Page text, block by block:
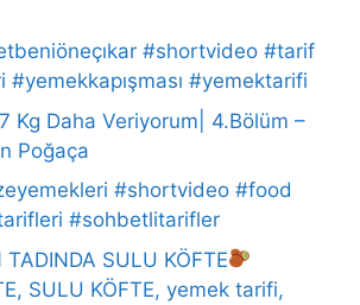
#shortvideo #tarif
#yemektarifi
Kg Daha Veriyorum| 4.Bölüm –
Poğaça
#shortvideo #food
#sohbetlitarifler
TADINDA SULU KÖFTE
SULU KÖFTE, yemek tarifi,